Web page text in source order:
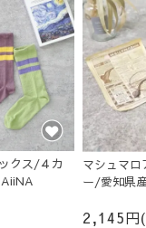
クス/４カ
マシュマ
ー/愛知県
2,145円